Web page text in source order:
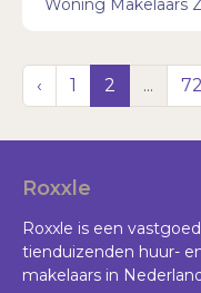
Woning Makelaars
‹ 1 2 ... 72
Roxxle
Roxxle is een
tienduizenden huur-
makelaars in